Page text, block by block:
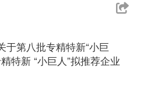
于第八批专精特新“小巨
特新 “小巨人”拟推荐企业